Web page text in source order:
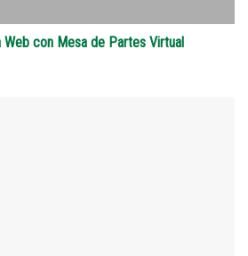
Web con Mesa de Partes Virtual